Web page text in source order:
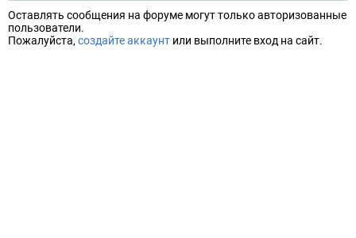
Оставлять сообщения на форуме могут только авторизованные
пользователи.
Пожалуйста, создайте аккаунт или выполните вход на сайт.